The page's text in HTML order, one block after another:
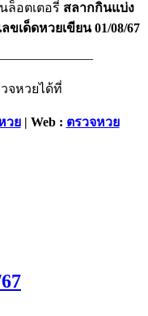
ล็อตเตอรี่ สลากกินแบ่ง
ลขเด็ดหวยเขียน 01/08/67
วจหวยได้ที่
วย| Web : ตรวจหวย